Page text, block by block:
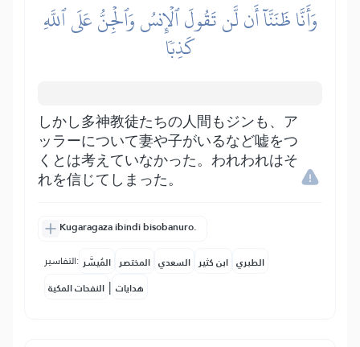
وَأَنَّا ظَنَنَّآ أَن لَّن تَقُولَ ٱلۡإِنسُ وَٱلۡجِنُّ عَلَى ٱللَّهِ
كَذِبٗا
しかし多神教徒たちの人間もジンも、ア
ッラーについて妻や子がいるなど嘘をつ
くとは考えていなかった。われわれはそ
れを信じてしまった。
Kugaragaza ibindi bisobanuro.
التفاسير: المُيسَّر المختصر السعدي ابن كثير الطبري
النفحات المكية | هدايات